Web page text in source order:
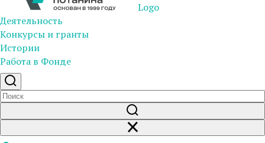
Logo
Деятельность
Конкурсы и гранты
Истории
Работа в Фонде